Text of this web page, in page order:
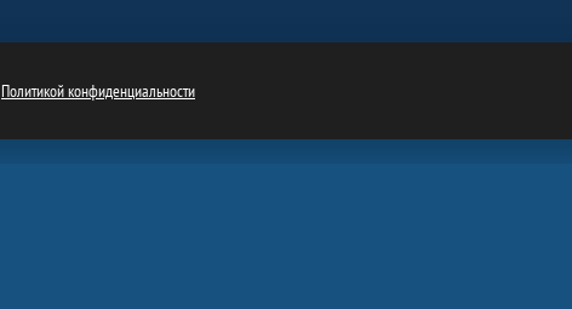
Политикой конфиденциальности